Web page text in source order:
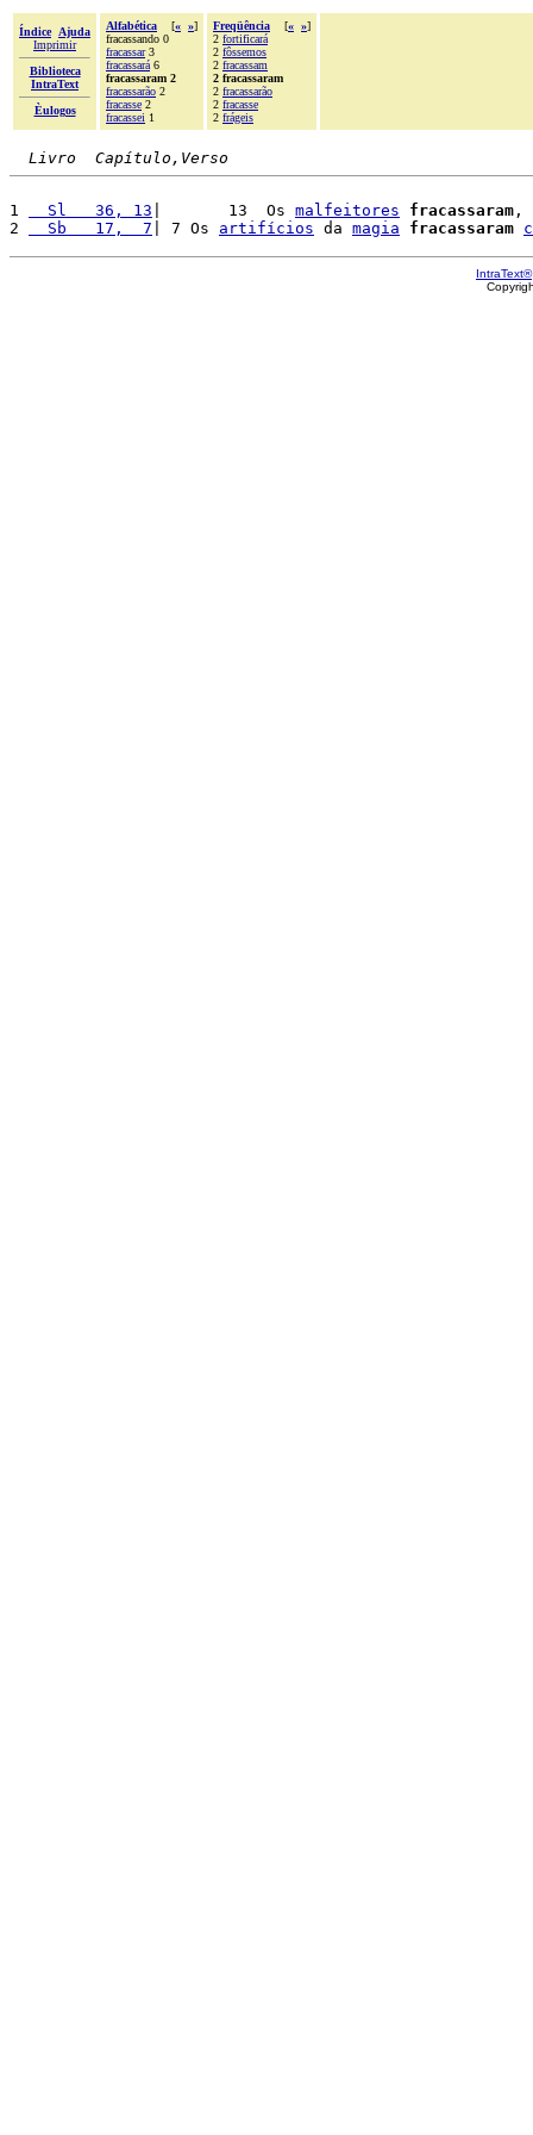
Índice
Ajuda
Imprimir
Biblioteca
IntraText
Èulogos
Alfabética [« »]
fracassando 0
fracassar3
fracassará 6
fracassaram 2
fracassarão 2
fracasse 2
fracassei 1
Freqüência [« »]
2 fortificará
2 fôssemos
2 fracassam
2 fracassaram
2 fracassarão
2 fracasse
2 frágeis
Livro  Capítulo,Verso
1
  Sl   36, 13
|       13  Os malfeitores fracassaram ,
2
  Sb   17,  7
| 7 Os artifícios da magia fracassaram
IntraText®